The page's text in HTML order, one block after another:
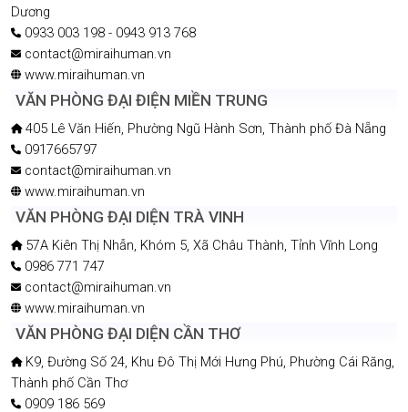
Dương
0933 003 198 - 0943 913 768
contact@miraihuman.vn
www.miraihuman.vn
VĂN PHÒNG ĐẠI ĐIỆN MIỀN TRUNG
405 Lê Văn Hiến, Phường Ngũ Hành Sơn, Thành phố Đà Nẵng
0917665797
contact@miraihuman.vn
www.miraihuman.vn
VĂN PHÒNG ĐẠI DIỆN TRÀ VINH
57A Kiên Thị Nhẫn, Khóm 5, Xã Châu Thành, Tỉnh Vĩnh Long
0986 771 747
contact@miraihuman.vn
www.miraihuman.vn
VĂN PHÒNG ĐẠI DIỆN CẦN THƠ
K9, Đường Số 24, Khu Đô Thị Mới Hưng Phú, Phường Cái Răng,
Thành phố Cần Thơ
0909 186 569